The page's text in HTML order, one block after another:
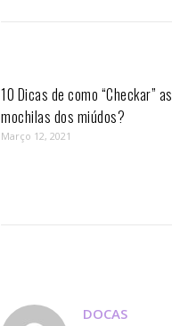
10 Dicas de como “Checkar” as
mochilas dos miúdos?
Março 12, 2021
DOCAS